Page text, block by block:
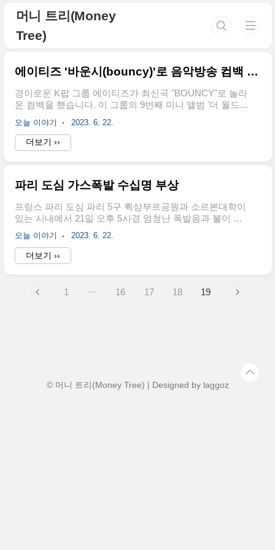
머니 트리(Money
Tree)
에이티즈 '바운시(bouncy)'로 음악방송 컴백 2관왕
경이로운 K팝 그룹 에이티즈가 최신곡 "BOUNCY"로 놀라
운 컴백을 했습니다. 이 그룹의 9번째 미니 앨범 '더 월드
에피소드 2: 아웃로'는 팬과 음악 애호가 모두에게 압도적
인 반응을 얻고 있습니다. 발매 6일 만에 130만 장 이상의
판매고를 올리며 한터차트 1위를 차지했습니다. 또한 에이
티즈는 인기 음악 프로그램인 SBS MTV '더 쇼'와 MBC M
(BOUNCY)'에 대한 각오를 밝혔습니다. 그들은 이 곡을 날
명했습니다. 멋진 패션 스타일을 선보인 에이티즈는 트레
이드마크인 카리스마와 멋진 안무가 어우러진 매혹적인
퍼포먼스를 선보였습니다..
오늘 이야기 2023. 6. 22.
더보기 ››
파리 도심 가스폭발 수십명 부상
프랑스 파리 도심 파리 5구 뤽상부르공원과 소르본대학이
있는 시내에서 21일 오후 5시경 엄청난 폭발음과 불이 발
생했습니다. 주요 외신에 따르면 20~30m의 불기둥이 치
솟았고 폭발당시 엄청난 굉음이 들렸다고 합니다. 파리 도
심 가스폭발 원인과 인명피해 현재 상황은 가스폭발로 추
정되며 '파리 아메리칸 아카데미' 패션학교가 있는 건물에
(30명 이상 추정)이 다쳤으며 이중 4명은 중상으로 알려져
오늘 이야기 2023. 6. 22.
더보기 ››
1 ··· 16 17 18 19
© 머니 트리(Money Tree) | Designed by laggoz